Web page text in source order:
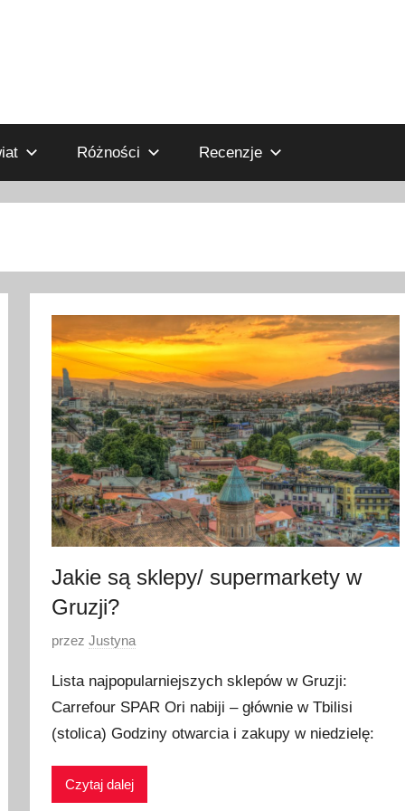
Różności Recenzje
Jakie są sklepy/ supermarkety w
Gruzji?
O
u
b
l
o
przezJustyna
Lista najpopularniejszych sklepów w Gruzji:
Carrefour SPAR Ori nabiji – głównie w Tbilisi
(stolica) Godziny otwarcia i zakupy w niedzielę:
Czytaj dalej